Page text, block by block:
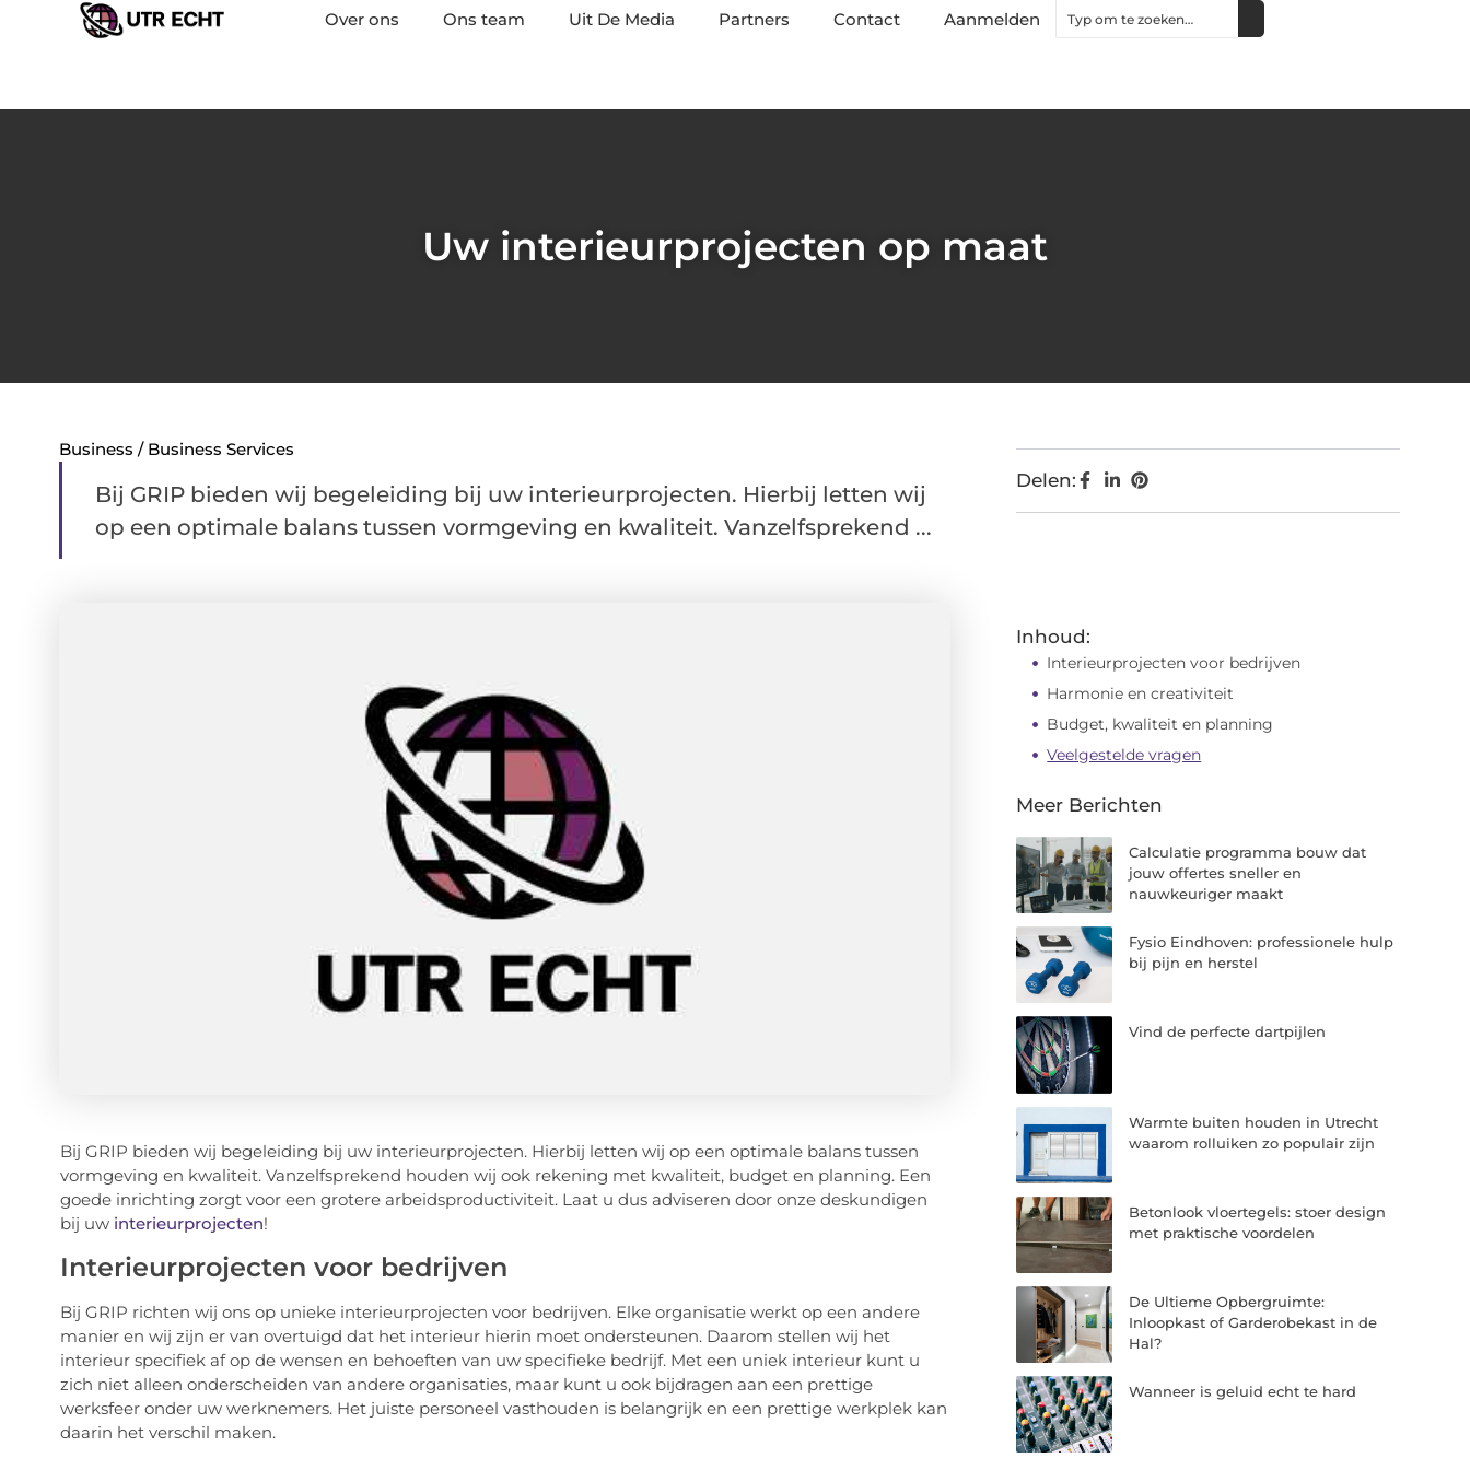
Over ons Ons team Uit De Media Partners Contact Aanmelden
Uw interieurprojecten op maat
Business / Business Services
Bij GRIP bieden wij begeleiding bij uw interieurprojecten. Hierbij letten wij
op een optimale balans tussen vormgeving en kwaliteit. Vanzelfsprekend ...
Bij GRIP bieden wij begeleiding bij uw interieurprojecten. Hierbij letten wij op een optimale balans tussen
vormgeving en kwaliteit. Vanzelfsprekend houden wij ook rekening met kwaliteit, budget en planning. Een
goede inrichting zorgt voor een grotere arbeidsproductiviteit. Laat u dus adviseren door onze deskundigen
bij uw interieurprojecten!
Interieurprojecten voor bedrijven
Bij GRIP richten wij ons op unieke interieurprojecten voor bedrijven. Elke organisatie werkt op een andere
manier en wij zijn er van overtuigd dat het interieur hierin moet ondersteunen. Daarom stellen wij het
interieur specifiek af op de wensen en behoeften van uw specifieke bedrijf. Met een uniek interieur kunt u
zich niet alleen onderscheiden van andere organisaties, maar kunt u ook bijdragen aan een prettige
werksfeer onder uw werknemers. Het juiste personeel vasthouden is belangrijk en een prettige werkplek kan
daarin het verschil maken.
Delen:
Inhoud:
Interieurprojecten voor bedrijven
Harmonie en creativiteit
Budget, kwaliteit en planning
Veelgestelde vragen
Meer Berichten
Calculatie programma bouw dat
jouw offertes sneller en
nauwkeuriger maakt
Fysio Eindhoven: professionele hulp
bij pijn en herstel
Vind de perfecte dartpijlen
Warmte buiten houden in Utrecht
waarom rolluiken zo populair zijn
Betonlook vloertegels: stoer design
met praktische voordelen
De Ultieme Opbergruimte:
Inloopkast of Garderobekast in de
Hal?
Wanneer is geluid echt te hard